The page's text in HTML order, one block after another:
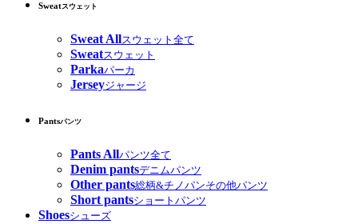
Sweatスウェット
Sweat Allスウェット全て
Sweatスウェット
Parkaパーカ
Jerseyジャージ
Pantsパンツ
Pants Allパンツ全て
Denim pantsデニムパンツ
Other pants総柄&チノパンその他パンツ
Short pantsショートパンツ
Shoesシューズ